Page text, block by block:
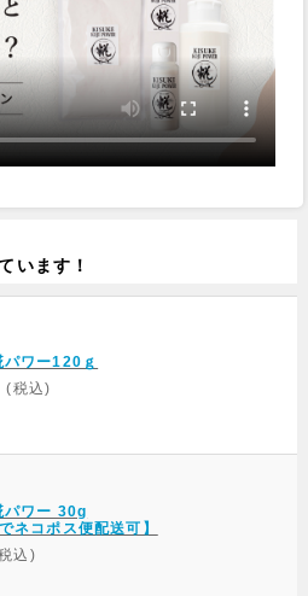
います！
パワー120ｇ
(税込)
パワー 30g
ネコポス便配送可】
込)